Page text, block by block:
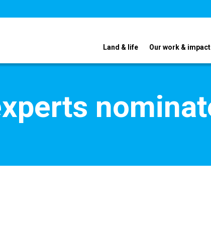
Land & life Our work & impact